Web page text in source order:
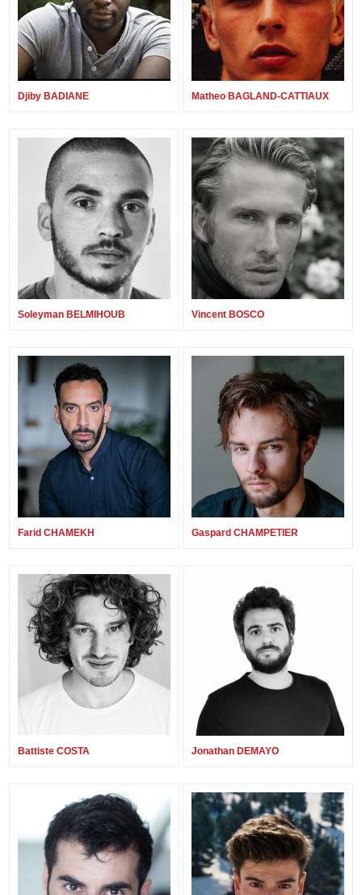
Djiby BADIANE Matheo BAGLAND-CATTIAUX
Soleyman BELMIHOUB Vincent BOSCO
Farid CHAMEKH Gaspard CHAMPETIER
Battiste COSTA Jonathan DEMAYO